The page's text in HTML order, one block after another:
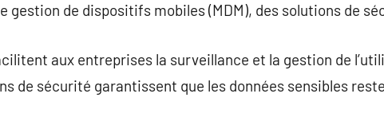
gestion de dispositifs mobiles (MDM), des solutions de
aux entreprises la surveillance et la gestion de
de sécurité garantissent que les données sensibles